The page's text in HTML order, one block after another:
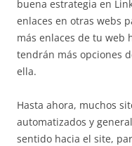
buena estrategia en
enlaces en otras webs
más enlaces de tu web
tendrán más opciones
ella.
Hasta ahora, muchos
automatizados y
sentido hacia el site,